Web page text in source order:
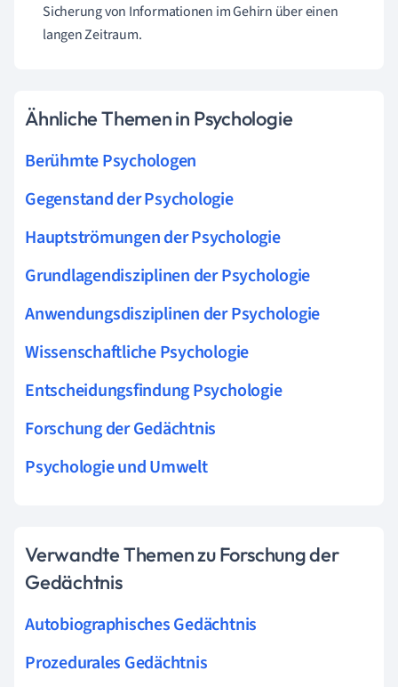
Sicherung von Informationen im Gehirn über einen
langen Zeitraum.
Ähnliche Themen in Psychologie
Berühmte Psychologen
Gegenstand der Psychologie
Hauptströmungen der Psychologie
Grundlagendisziplinen der Psychologie
Anwendungsdisziplinen der Psychologie
Wissenschaftliche Psychologie
Entscheidungsfindung Psychologie
Forschung der Gedächtnis
Psychologie und Umwelt
Verwandte Themen zu Forschung der
Gedächtnis
Autobiographisches Gedächtnis
Prozedurales Gedächtnis